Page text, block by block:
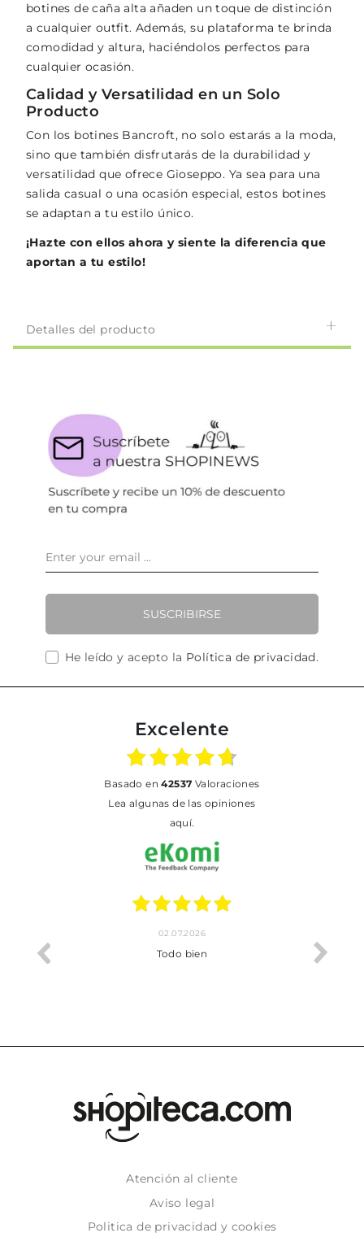
botines de caña alta añaden un toque de distinción
a cualquier outfit. Además, su plataforma te brinda
comodidad y altura, haciéndolos perfectos para
cualquier ocasión.
Calidad y Versatilidad en un Solo
Producto
Con los botines Bancroft, no solo estarás a la moda,
sino que también disfrutarás de la durabilidad y
versatilidad que ofrece Gioseppo. Ya sea para una
salida casual o una ocasión especial, estos botines
se adaptan a tu estilo único.
¡Hazte con ellos ahora y siente la diferencia que
aportan a tu estilo!
Detalles del producto
SUSCRIBIRSE
He leído y acepto la Política de privacidad.
Excelente
basado en42537 Valoraciones
Lea algunas de las opiniones
aquí.
02.07.2026
Todo bien
Atención al cliente
Aviso legal
Politica de privacidad y cookies